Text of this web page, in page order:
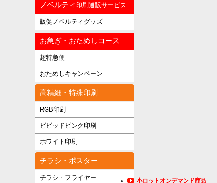
ノベルティ 印刷通販サービス
販促ノベルティグッズ
お急ぎ・おためしコース
超特急便
おためしキャンペーン
高精細・特殊印刷
RGB印刷
ビビッドピンク印刷
ホワイト印刷
チラシ・ポスター
チラシ・フライヤー 小ロットオンデマンド商品